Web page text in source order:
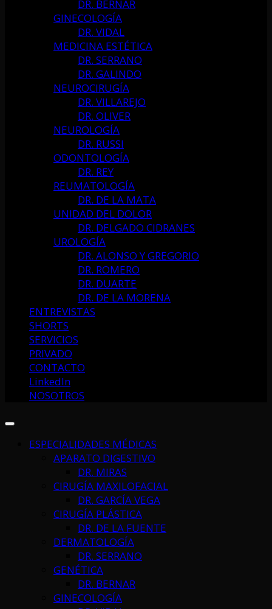
DR. BERNAR
GINECOLOGÍA
DR. VIDAL
MEDICINA ESTÉTICA
DR. SERRANO
DR. GALINDO
NEUROCIRUGÍA
DR. VILLAREJO
DR. OLIVER
NEUROLOGÍA
DR. RUSSI
ODONTOLOGÍA
DR. REY
REUMATOLOGÍA
DR. DE LA MATA
UNIDAD DEL DOLOR
DR. DELGADO CIDRANES
UROLOGÍA
DR. ALONSO Y GREGORIO
DR. ROMERO
DR. DUARTE
DR. DE LA MORENA
ENTREVISTAS
SHORTS
SERVICIOS
PRIVADO
CONTACTO
LinkedIn
NOSOTROS
ESPECIALIDADES MÉDICAS
APARATO DIGESTIVO
DR. MIRAS
CIRUGÍA MAXILOFACIAL
DR. GARCÍA VEGA
CIRUGÍA PLÁSTICA
DR. DE LA FUENTE
DERMATOLOGÍA
DR. SERRANO
GENÉTICA
DR. BERNAR
GINECOLOGÍA